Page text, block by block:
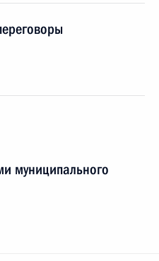
муниципального